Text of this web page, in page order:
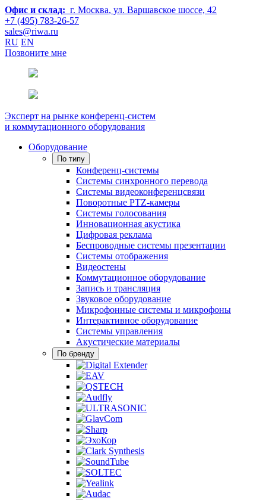
Офис и склад: г. Москва, ул. Варшавское шоссе, 42
+7 (495) 783-26-57
sales@riwa.ru
RU EN
Позвоните мне
Эксперт на рынке конференц-систем
и коммутационного оборудования
Оборудование
По типу
Конференц-системы
Системы синхронного перевода
Системы видеоконференцсвязи
Поворотные PTZ-камеры
Системы голосования
Инновационная акустика
Цифровая реклама
Беспроводные системы презентации
Системы отображения
Видеостены
Коммутационное оборудование
Запись и трансляция
Звуковое оборудование
Микрофонные системы и микрофоны
Интерактивное оборудование
Системы управления
Акустические материалы
По бренду